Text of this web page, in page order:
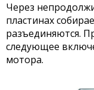
Через
пластинах
разъединяются.
следующее
мотора.